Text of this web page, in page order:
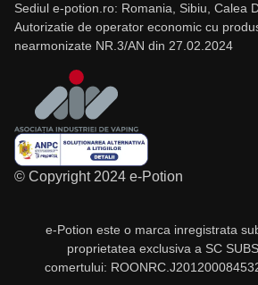
Sediul e-potion.ro: Romania, Sibiu, Calea
Autorizatie de operator economic cu
nearmonizate NR.3/AN din 27.02.2024
© Copyright 2024 e-Potion
e-Potion este o marca inregistrata
proprietatea exclusiva a SC
comertului: